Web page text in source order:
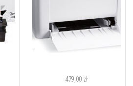
479,00 zł